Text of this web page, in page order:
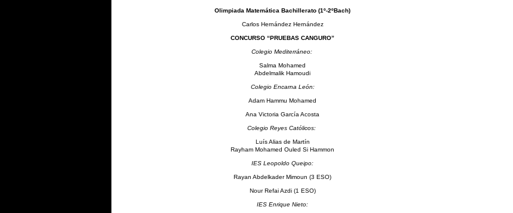
Olimpiada Matemática Bachillerato (1º-2ºBach)
Carlos Hernández Hernández
CONCURSO “PRUEBAS CANGURO”
Colegio Mediterráneo:
Salma Mohamed
Abdelmalik Hamoudi
Colegio Encarna León:
Adam Hammu Mohamed
Ana Victoria García Acosta
Colegio Reyes Católicos:
Luís Alias de Martín
Rayham Mohamed Ouled Si Hammon
IES Leopoldo Queipo:
Rayan Abdelkader Mimoun (3 ESO)
Nour Refai Azdi (1 ESO)
IES Enrique Nieto: